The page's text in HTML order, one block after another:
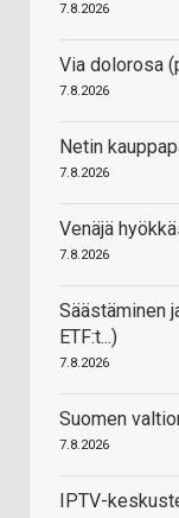
7.8.2026
Via dolorosa
7.8.2026
Netin
7.8.2026
Venäjä
7.8.2026
Säästäminen
ETF:t...)
7.8.2026
Suomen
7.8.2026
IPTV-